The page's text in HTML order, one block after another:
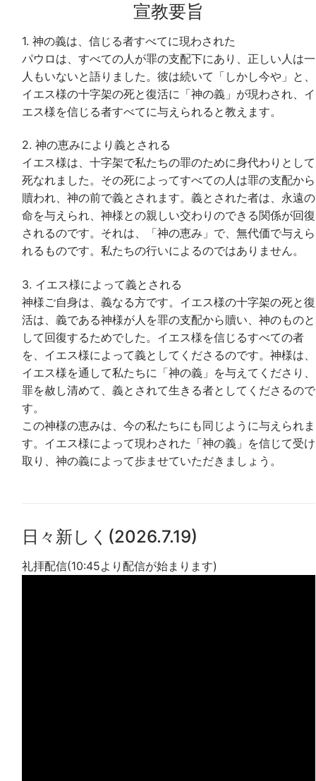
宣教要旨
1. 神の義は、信じる者すべてに現わされた
パウロは、すべての人が罪の支配下にあり、正しい人は一
人もいないと語りました。彼は続いて「しかし今や」と、
イエス様の十字架の死と復活に「神の義」が現わされ、イ
エス様を信じる者すべてに与えられると教えます。
2. 神の恵みにより義とされる
イエス様は、十字架で私たちの罪のために身代わりとして
死なれました。その死によってすべての人は罪の支配から
贖われ、神の前で義とされます。義とされた者は、永遠の
命を与えられ、神様との親しい交わりのできる関係が回復
されるのです。それは、「神の恵み」で、無代価で与えら
れるものです。私たちの行いによるのではありません。
3. イエス様によって義とされる
神様ご自身は、義なる方です。イエス様の十字架の死と復
活は、義である神様が人を罪の支配から贖い、神のものと
して回復するためでした。イエス様を信じるすべての者
を、イエス様によって義としてくださるのです。神様は、
イエス様を通して私たちに「神の義」を与えてくださり、
罪を赦し清めて、義とされて生きる者としてくださるので
す。
この神様の恵みは、今の私たちにも同じように与えられま
す。イエス様によって現わされた「神の義」を信じて受け
取り、神の義によって歩ませていただきましょう。
日々新しく(2026.7.19)
礼拝配信(10:45より配信が始まります)